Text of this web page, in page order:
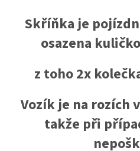
Skříňka je
osazena
z toho 2x
Vozík je na rozích
takže při